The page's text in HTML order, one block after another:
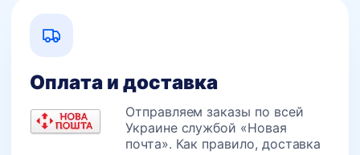
Оплата и доставка
Отправляем заказы по всей
Украине службой «Новая
почта». Как правило, доставка